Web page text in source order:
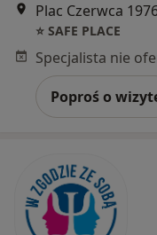
Plac Czerwca
⭐️ SAFE PLACE
Poproś o